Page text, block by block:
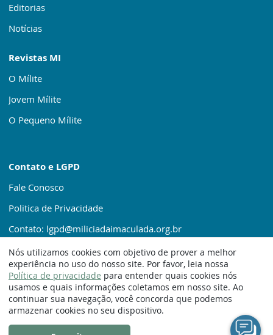
Editorias
Notícias
Revistas MI
O Mílite
Jovem Mílite
O Pequeno Mílite
Contato e LGPD
Fale Conosco
Politica de Privacidade
Contato: lgpd@miliciadaimaculada.org.br
© 1920 – 2025. Milícia da Imaculada
Nós utilizamos cookies com objetivo de prover a melhor
experiência no uso do nosso site. Por favor, leia nossa
Política de privacidade para entender quais cookies nós
usamos e quais informações coletamos em nosso site. Ao
continuar sua navegação, você concorda que podemos
armazenar cookies no seu dispositivo.